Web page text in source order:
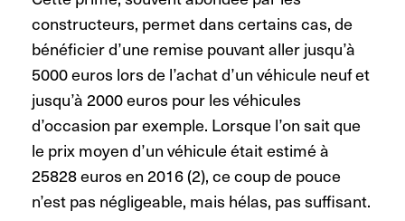
constructeurs, permet dans certains cas, de
bénéficier d’une remise pouvant aller jusqu’à
5000 euros lors de l’achat d’un véhicule neuf et
jusqu’à 2000 euros pour les véhicules
d’occasion par exemple. Lorsque l’on sait que
le prix moyen d’un véhicule était estimé à
25828 euros en 2016 (2), ce coup de pouce
n’est pas négligeable, mais hélas, pas suffisant.